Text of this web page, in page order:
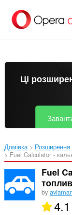
основного
Ці
Домівка Розширення
Fuel Calculator -
Fuel
by
4.1